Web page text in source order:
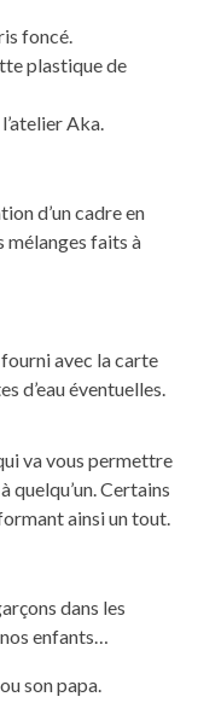
foncé.
plastique de
Aka.
d’un cadre en
mélanges faits à
avec la carte
d’eau éventuelles.
va vous permettre
quelqu’un. Certains
ainsi un tout.
dans les
enfants…
son papa.